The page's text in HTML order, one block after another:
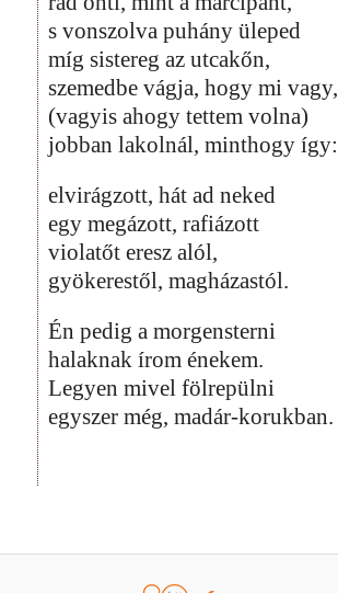
s vonszolva puhány üleped
míg sistereg az utcakőn,
szemedbe vágja, hogy mi vagy,
(vagyis ahogy tettem volna)
jobban lakolnál, minthogy így:
elvirágzott, hát ad neked
egy megázott, rafiázott
violatőt eresz alól,
gyökerestől, magházastól.
Én pedig a morgensterni
halaknak írom énekem.
Legyen mivel fölrepülni
egyszer még, madár-korukban.